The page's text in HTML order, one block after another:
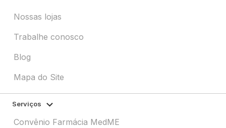
Nossas lojas
Trabalhe conosco
Blog
Mapa do Site
Serviços
Convênio Farmácia MedME